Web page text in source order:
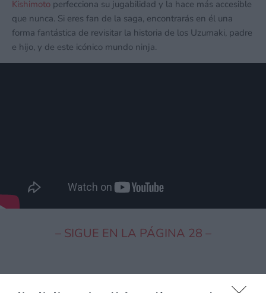
Kishimoto perfecciona su jugabilidad y la hace más accesible
que nunca. Si eres fan de la saga, encontrarás en él una
forma fantástica de revisitar la historia de los Uzumaki, padre
e hijo, y de este icónico mundo ninja.
– SIGUE EN LA PÁGINA 28 –